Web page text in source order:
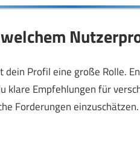
Profil eine große Rolle.
klare Empfehlungen für
Forderungen einzuschätzen.